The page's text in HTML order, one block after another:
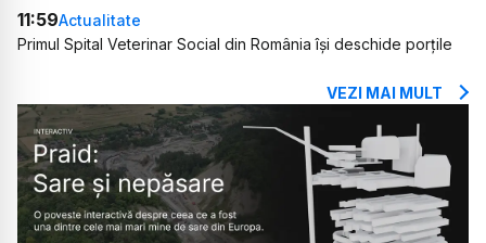
11:59Actualitate
Primul Spital Veterinar Social din România își deschide porțile
VEZI MAI MULT